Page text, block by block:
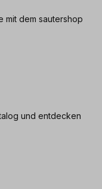
mit dem sautershop
und entdecken